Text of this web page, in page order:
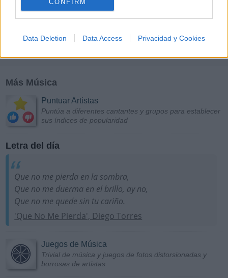
CONFIRM
Data Deletion Data Access Privacidad y Cookies
Más Música
Puntuar Artistas
Puntúa a diferentes cantantes y grupos para establecer
sus índices de popularidad
Letra del día
Que no me pierda en la sombra,
Que no me duerma en el brillo, ay no,
Que no me quede sin tu cariño.
'Que No Me Pierda', Diego Torres
Juegos de Música
Trivial de música y juegos de fotos distorsionadas y
borrosas de artistas